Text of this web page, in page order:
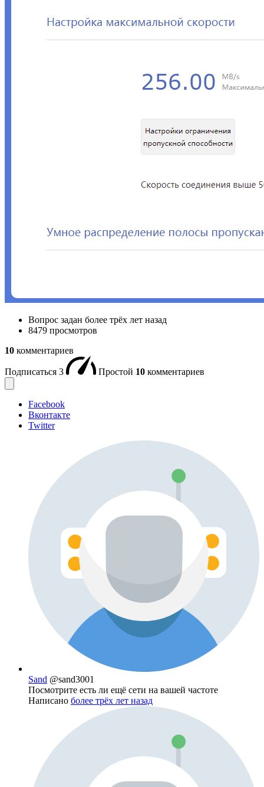
Вопрос задан более трёх лет назад
8479 просмотров
10 комментариев
Подписаться 3 Простой 10 комментариев
Facebook
Вконтакте
Twitter
Sand @sand3001
Посмотрите есть ли ещё сети на вашей частоте
Написано более трёх лет назад